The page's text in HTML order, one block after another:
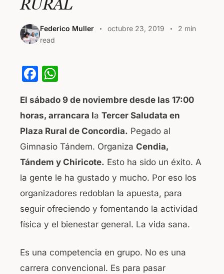
Federico Muller octubre 23, 2019
2 min
read
F
c
e
b
o
o
k
at
s
A
p
p
El sábado 9 de noviembre desde las 17:00
horas, arrancara la Tercer Saludata en
Plaza Rural de Concordia. Pegado al
Gimnasio Tándem. Organiza Cendia,
Tándem y Chiricote. Esto ha sido un éxito. A
la gente le ha gustado y mucho. Por eso los
organizadores redoblan la apuesta, para
seguir ofreciendo y fomentando la actividad
física y el bienestar general. La vida sana.
Es una competencia en grupo. No es una
carrera convencional. Es para pasar